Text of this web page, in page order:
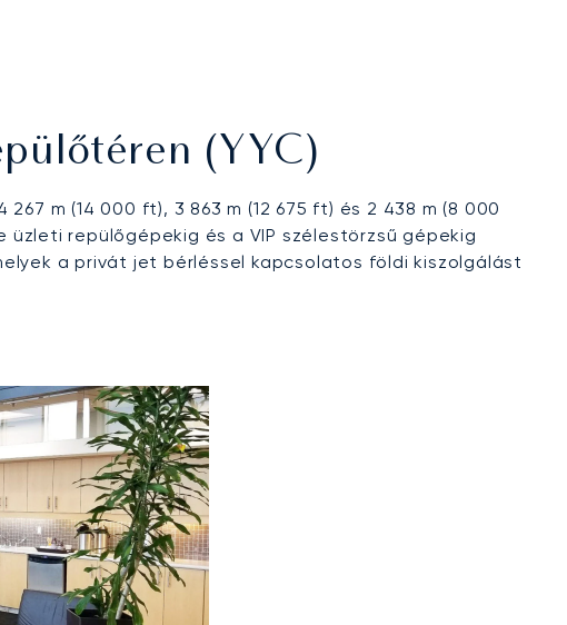
(YYC)
m (14 000 ft), 3 863 m (12 675 ft) és 2 438 m (8 000
repülőgépekig és a VIP szélestörzsű gépekig
a privát jet bérléssel kapcsolatos földi kiszolgálást